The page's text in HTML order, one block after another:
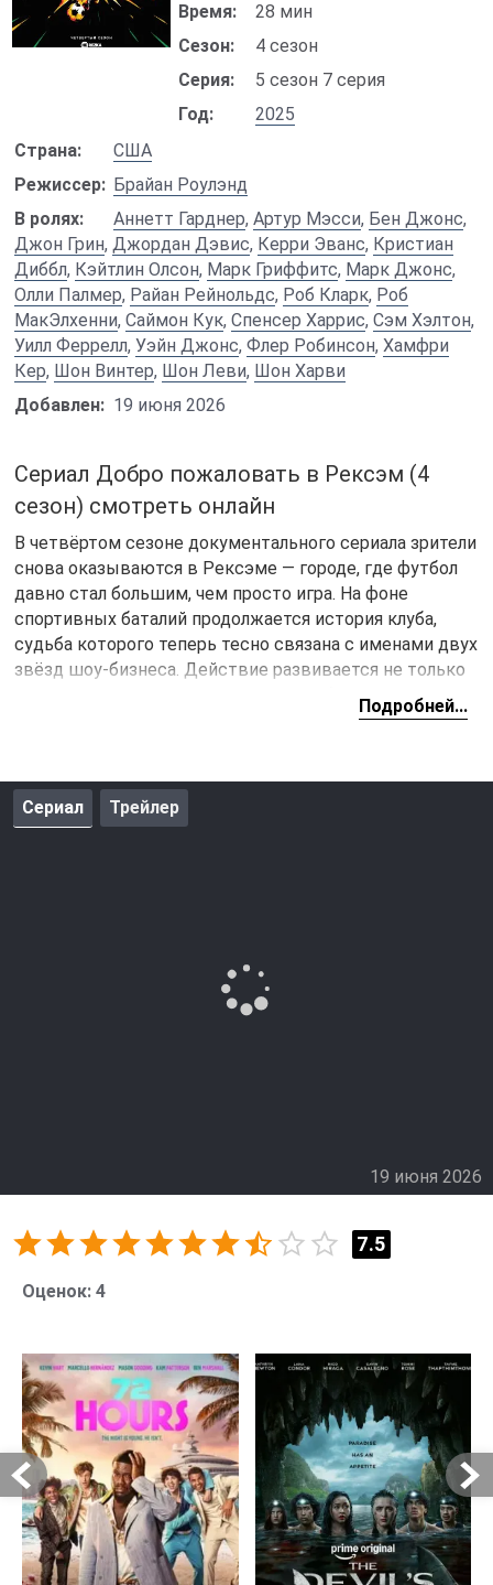
Время:
28 мин
Сезон:
4 сезон
Серия:
5 сезон 7 серия
Год:
2025
Страна:
США
Режиссер: Брайан Роулэнд
В ролях:
Аннетт Гарднер,Артур Мэсси, Бен Джонс,
Джон Грин,Джордан Дэвис, Керри Эванс, Кристиан
Диббл, Кэйтлин Олсон, Марк Гриффитс, Марк Джонс,
Олли Палмер, Райан Рейнольдс, Роб Кларк, Роб
МакЭлхенни,Саймон Кук,Спенсер Харрис,Сэм Хэлтон,
Уилл Феррелл,Уэйн Джонс,Флер Робинсон,Хамфри
Кер, Шон Винтер, Шон Леви, Шон Харви
Добавлен: 19 июня 2026
Сериал Добро пожаловать в Рексэм (4
сезон) смотреть онлайн
В четвёртом сезоне документального сериала зрители
снова оказываются в Рексэме — городе, где футбол
давно стал большим, чем просто игра. На фоне
спортивных баталий продолжается история клуба,
судьба которого теперь тесно связана с именами двух
звёзд шоу-бизнеса. Действие развивается не только
на поле, но и за его пределами — в кабинетах, где
решается будущее команды. Исполнительный
всего проекта.
большого пути, который команда проходит на глазах у
миллионов. Камеры фиксируют всё: от радости побед
до горечи поражений. Но за громкими результатами
видят, как клуб влияет на жизни болельщиков, как
Эмоциональные эпизоды, посвящённые сообществу,
снова обещают тронуть сердца зрителей.
Подробней...
Сериал Трейлер
19 июня 2026
7.5
Оценок: 4